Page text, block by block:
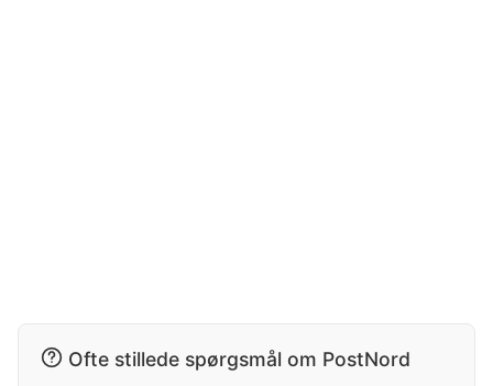
Ofte stillede spørgsmål om PostNord